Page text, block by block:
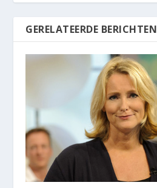
GERELATEERDE BERICHTEN